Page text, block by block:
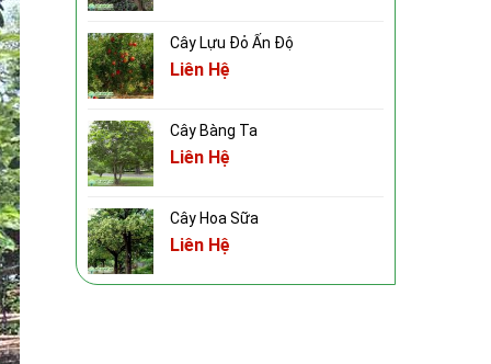
Cây Lựu Đỏ Ấn Độ
Liên Hệ
Cây Bàng Ta
Liên Hệ
Cây Hoa Sữa
Liên Hệ